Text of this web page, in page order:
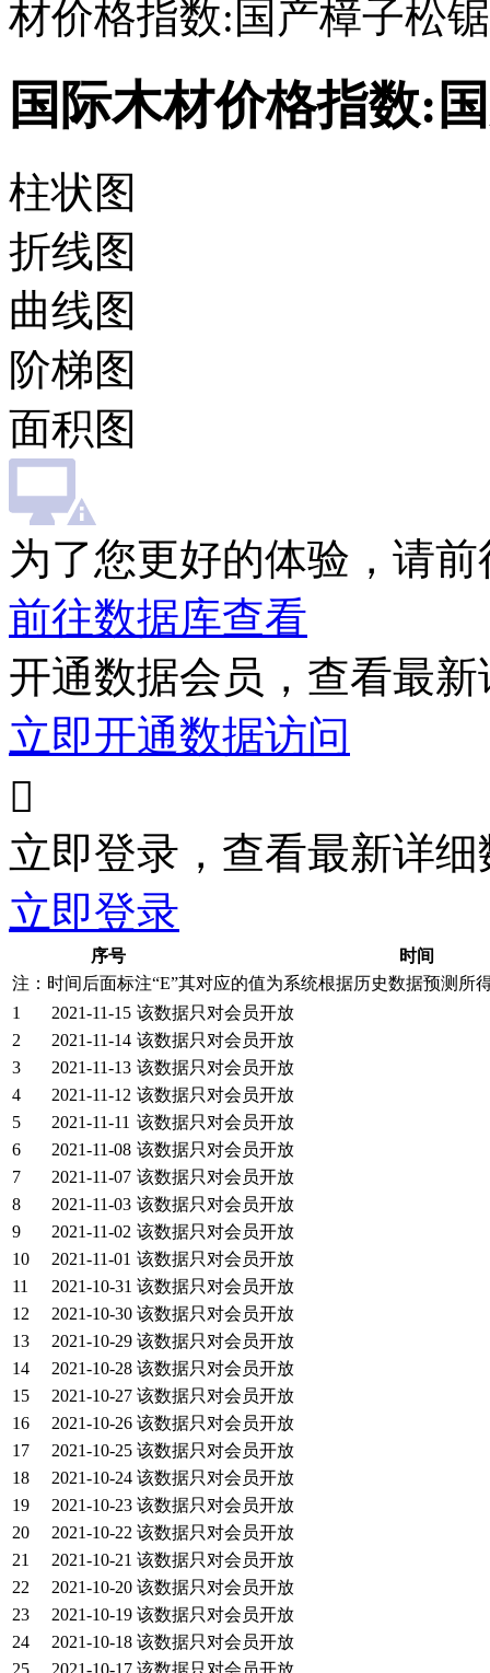
材价格指数:国产樟子松
国际木材价格指数:
柱状图
折线图
曲线图
阶梯图
面积图
为了您更好的体验，请
前往数据库查看
开通数据会员，查看最
立即开通数据访问

立即登录，查看最新详细
立即登录
序号
时间
注：时间后面标注“E”其对应的值为系统根据历史数据预测所
1
2021-11-15 该数据只对会员开放
2
2021-11-14 该数据只对会员开放
3
2021-11-13 该数据只对会员开放
4
2021-11-12 该数据只对会员开放
5
2021-11-11 该数据只对会员开放
6
2021-11-08 该数据只对会员开放
7
2021-11-07 该数据只对会员开放
8
2021-11-03 该数据只对会员开放
9
2021-11-02 该数据只对会员开放
10
2021-11-01 该数据只对会员开放
11
2021-10-31 该数据只对会员开放
12
2021-10-30 该数据只对会员开放
13
2021-10-29 该数据只对会员开放
14
2021-10-28 该数据只对会员开放
15
2021-10-27 该数据只对会员开放
16
2021-10-26 该数据只对会员开放
17
2021-10-25 该数据只对会员开放
18
2021-10-24 该数据只对会员开放
19
2021-10-23 该数据只对会员开放
20
2021-10-22 该数据只对会员开放
21
2021-10-21 该数据只对会员开放
22
2021-10-20 该数据只对会员开放
23
2021-10-19 该数据只对会员开放
24
2021-10-18 该数据只对会员开放